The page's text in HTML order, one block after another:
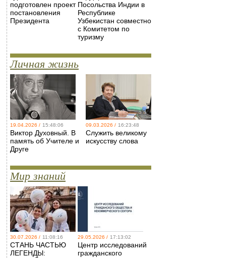
подготовлен проект
постановления
Президента
Посольства Индии в
Республике
Узбекистан совместно
с Комитетом по
туризму
Личная жизнь
19.04.2026 / 15:48:06
Виктор Духовный. В
память об Учителе и
Друге
09.03.2026 / 16:23:48
Служить великому
искусству слова
Мир знаний
30.07.2026 / 11:08:16
СТАНЬ ЧАСТЬЮ
ЛЕГЕНДЫ:
29.05.2026 / 17:13:02
Центр исследований
гражданского